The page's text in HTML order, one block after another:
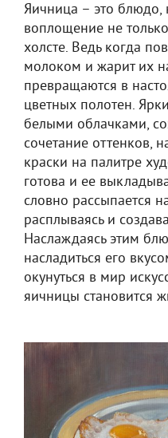
Яичница – это блюдо,
воплощение не
холсте. Ведь когда
молоком и жарит их
превращаются в
цветных полотен.
белыми облачками,
сочетание оттенков,
краски на палитре
готова и ее
словно рассыпается
расплываясь и
Наслаждаясь этим
насладиться его
окунуться в мир
яичницы становится